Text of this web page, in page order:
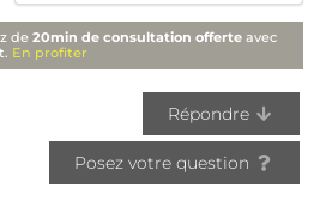
de20min de consultation offerte avec
En profiter
Répondre
Posez votre question